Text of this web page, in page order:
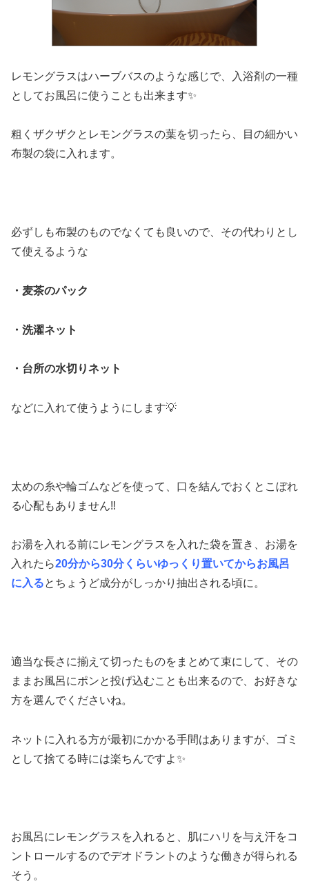
レモングラスはハーブバスのような感じで、入浴剤の一種
としてお風呂に使うことも出来ます✨
粗くザクザクとレモングラスの葉を切ったら、目の細かい
布製の袋に入れます。
必ずしも布製のものでなくても良いので、その代わりとし
て使えるような
・麦茶のパック
・洗濯ネット
・台所の水切りネット
などに入れて使うようにします💡
太めの糸や輪ゴムなどを使って、口を結んでおくとこぼれ
る心配もありません‼
お湯を入れる前にレモングラスを入れた袋を置き、お湯を
入れたら20分から30分くらいゆっくり置いてからお風呂
に入るとちょうど成分がしっかり抽出される頃に。
適当な長さに揃えて切ったものをまとめて束にして、その
ままお風呂にポンと投げ込むことも出来るので、お好きな
方を選んでくださいね。
ネットに入れる方が最初にかかる手間はありますが、ゴミ
として捨てる時には楽ちんですよ✨
お風呂にレモングラスを入れると、肌にハリを与え汗をコ
ントロールするのでデオドラントのような働きが得られる
そう。